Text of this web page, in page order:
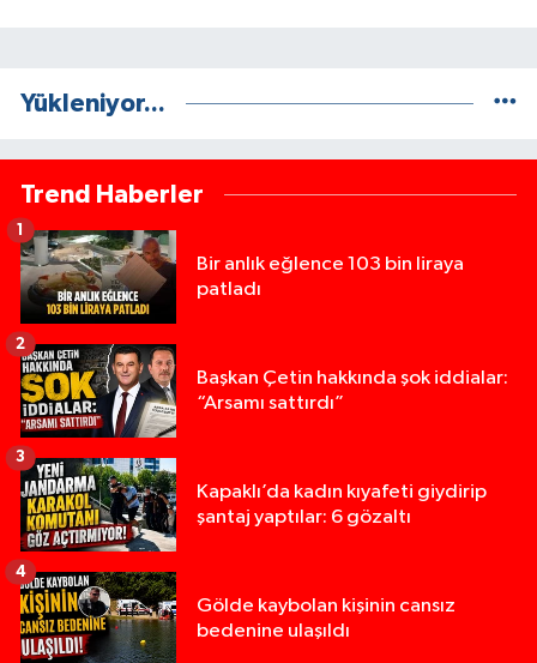
Yükleniyor...
Trend Haberler
Bir anlık eğlence 103 bin liraya
patladı
1
Başkan Çetin hakkında şok iddialar:
“Arsamı sattırdı”
2
Kapaklı’da kadın kıyafeti giydirip
şantaj yaptılar: 6 gözaltı
3
Gölde kaybolan kişinin cansız
bedenine ulaşıldı
4